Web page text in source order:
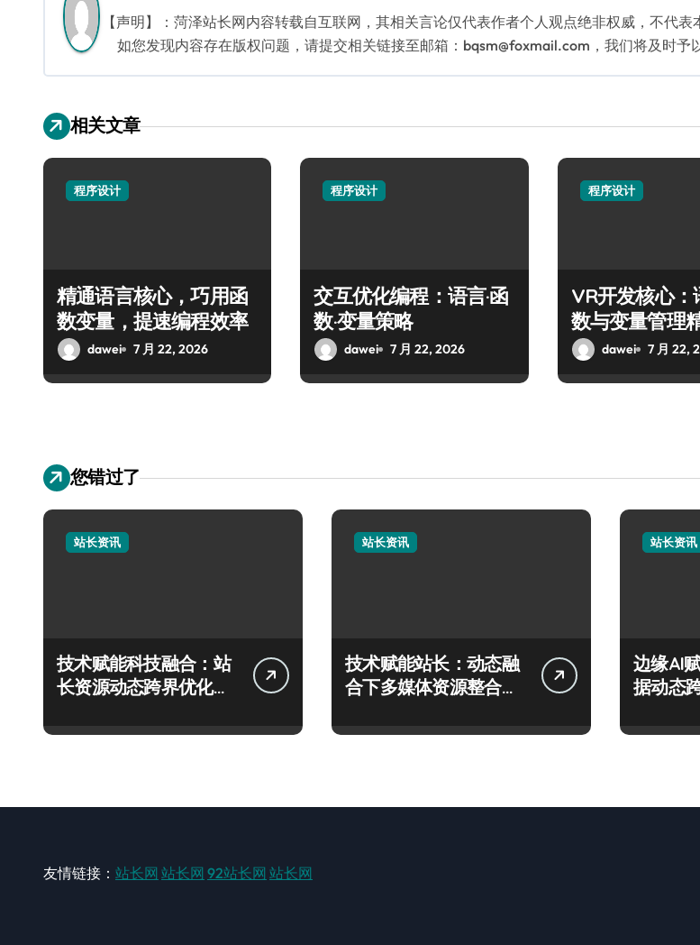
航
【声明】：菏泽站长网内容转载自互联网，其相关言论仅代表作者个人观点绝非权威，不代表
如您发现内容存在版权问题，请提交相关链接至邮箱：bqsm@foxmail.com，我们将及时予
相关文章
程序设计
精通语言核心，巧用函
数变量，提速编程效率
dawei 7 月 22, 2026
程序设计
交互优化编程：语言·函
数·变量策略
dawei 7 月 22, 2026
程序设计
VR开发核心：
数与变量管理
dawei 7 月 22,
您错过了
站长资讯
技术赋能科技融合：站
长资源动态跨界优化配
站长资讯
技术赋能站长：动态融
合下多媒体资源整合科
站长资讯
边缘AI
据动态
友情链接： 站长网 站长网 92站长网 站长网